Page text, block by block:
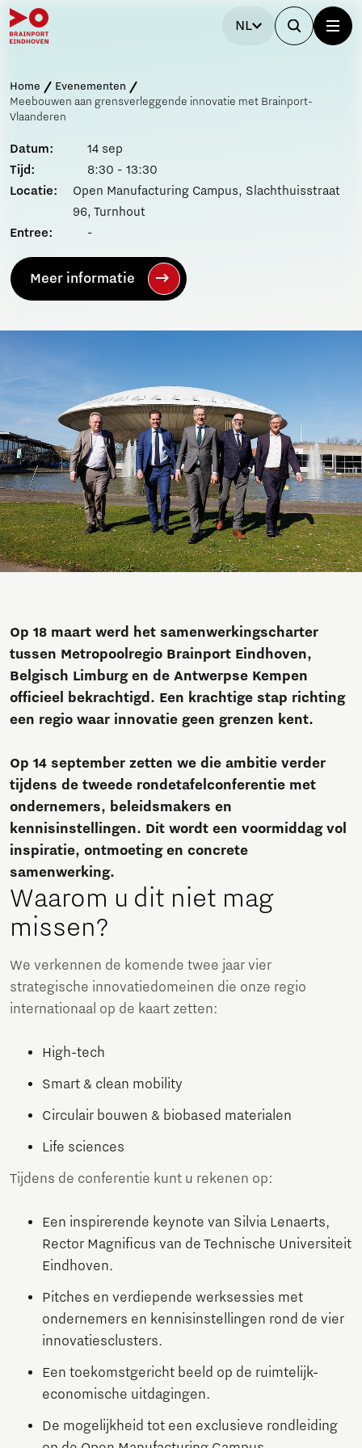
NL
Home
Evenementen
Meebouwen aan grensverleggende innovatie met Brainport-
Vlaanderen
Datum:
14 sep
Tijd:
8:30 - 13:30
Locatie:
Open Manufacturing Campus, Slachthuisstraat
96, Turnhout
Entree:
-
Meer informatie
Op 18 maart werd het samenwerkingscharter
tussen Metropoolregio Brainport Eindhoven,
Belgisch Limburg en de Antwerpse Kempen
officieel bekrachtigd. Een krachtige stap richting
een regio waar innovatie geen grenzen kent.
Op 14 september zetten we die ambitie verder
tijdens de tweede rondetafelconferentie met
ondernemers, beleidsmakers en
kennisinstellingen. Dit wordt een voormiddag vol
inspiratie, ontmoeting en concrete
samenwerking.
Waarom u dit niet mag
missen?
We verkennen de komende twee jaar vier
strategische innovatiedomeinen die onze regio
internationaal op de kaart zetten:
High-tech
Smart & clean mobility
Circulair bouwen & biobased materialen
Life sciences
Tijdens de conferentie kunt u rekenen op:
Een inspirerende keynote van Silvia Lenaerts,
Rector Magnificus van de Technische Universiteit
Eindhoven.
Pitches en verdiepende werksessies met
ondernemers en kennisinstellingen rond de vier
innovatiesclusters.
Een toekomstgericht beeld op de ruimtelijk-
economische uitdagingen.
De mogelijkheid tot een exclusieve rondleiding